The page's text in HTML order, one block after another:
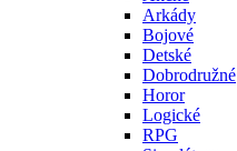
Arkády
Bojové
Detské
Dobrodružné
Horor
Logické
RPG